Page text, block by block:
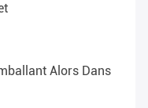
Alors Dans